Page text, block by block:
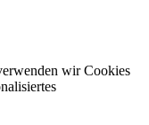
wir Cookies